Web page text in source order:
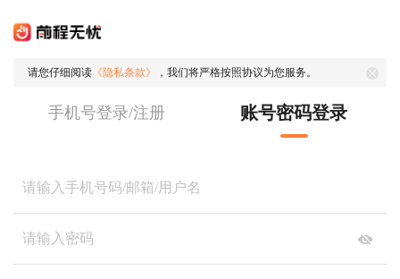
请您仔细阅读 《隐私条款》 ，我们将严格按照协议为您服务。
手机号登录/注册 账号密码登录